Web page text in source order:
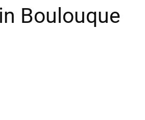
Boulouque